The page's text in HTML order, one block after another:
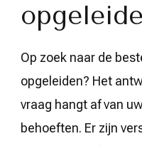
Op zoek naar de
opgeleiden? Het
vraag hangt af van
behoeften. Er zijn